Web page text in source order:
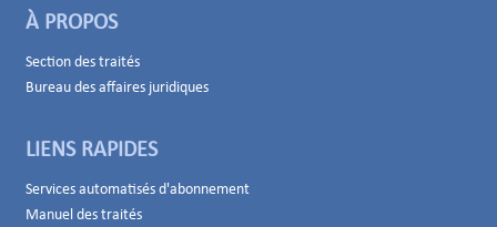
À PROPOS
Section des traités
Bureau des affaires juridiques
LIENS RAPIDES
Services automatisés d'abonnement
Manuel des traités